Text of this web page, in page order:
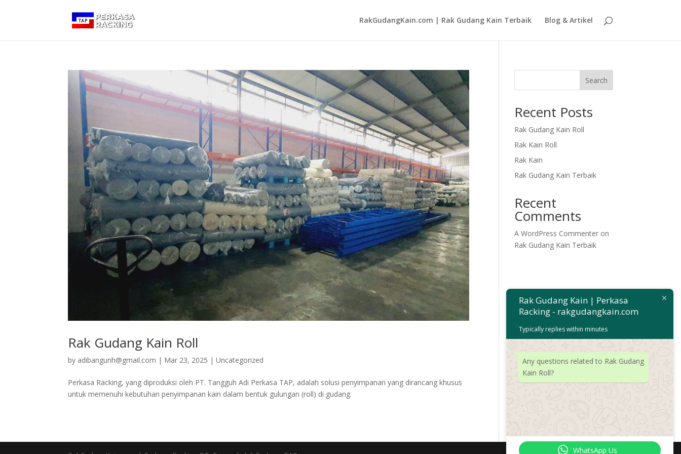
RakGudangKain.com | Rak Gudang Kain Terbaik Blog & Artikel
Rak Gudang Kain Roll
by adibangunh@gmail.com | Mar 23, 2025 |Uncategorized
Perkasa Racking, yang diproduksi oleh PT. Tangguh Adi Perkasa TAP, adalah solusi penyimpanan yang dirancang khusus
untuk memenuhi kebutuhan penyimpanan kain dalam bentuk gulungan (roll) di gudang.
Search
Recent Posts
Rak Gudang Kain Roll
Rak Kain Roll
Rak Kain
Rak Gudang Kain Terbaik
Recent
Comments
A WordPress Commenter on
Rak Gudang Kain Terbaik
Rak Gudang Kain | Perkasa
Racking - rakgudangkain.com
Typically replies within minutes
Any questions related to Rak Gudang
Kain Roll?
WhatsApp Us